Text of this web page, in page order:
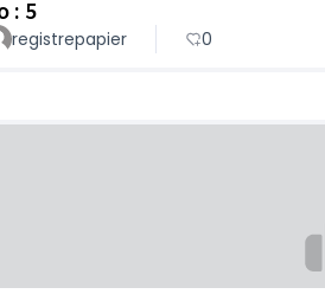
: 5
registrepapier 0